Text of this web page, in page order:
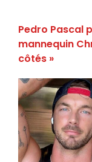
Pedro Pascal
mannequin
côtés »